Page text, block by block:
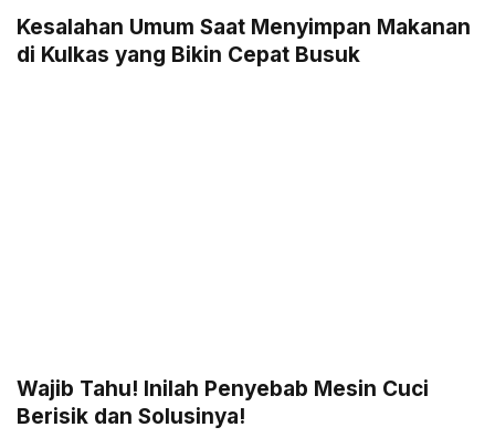
Kesalahan Umum Saat Menyimpan Makanan
di Kulkas yang Bikin Cepat Busuk
Wajib Tahu! Inilah Penyebab Mesin Cuci
Berisik dan Solusinya!